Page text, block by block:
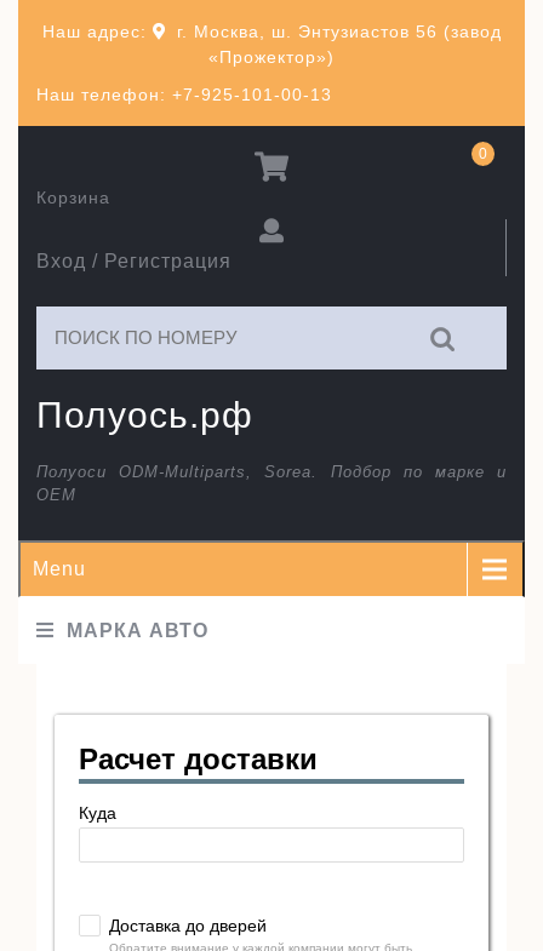
Наш телефон: +7-925-101-00-13
Наш адрес:
г. Москва, ш. Энтузиастов 56 (завод
«Прожектор»)
Полуось.рф
Полуоси ODM-Multiparts, Sorea. Подбор по марке и
ОЕМ
Вход / Регистрация
Корзина
0
Menu
МАРКА АВТО
Расчет доставки
Куда
Доставка до дверей
Обратите внимание у каждой компании могут быть